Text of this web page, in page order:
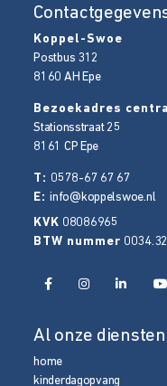
Koppel-Swoe
Postbus 312
8160 AH Epe
Bezoekadres
Stationsstraat 25
8161 CPEpe
T: 0578-67 67 67
E:info@koppelswoe.nl
KVK 08086965
BTW nummer
Al onze diensten
home
kinderdagopvang